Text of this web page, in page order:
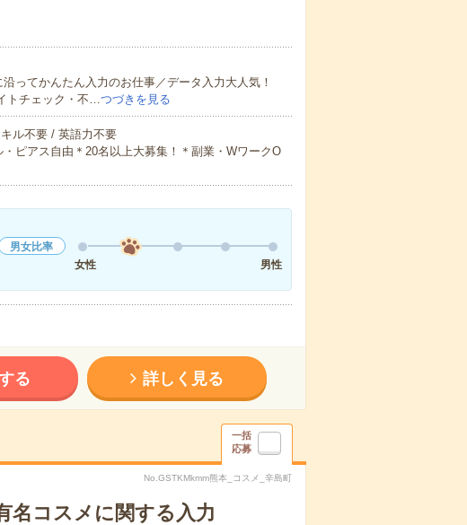
ってかんたん入力のお仕事／データ入力大人気！
トチェック・不…つづきを見る
ル不要 / 英語力不要
ピアス自由＊20名以上大募集！＊副業・WワークO
男女比率
女性
男性
る 詳しく見る
一括
応募
No.GSTKMkmm熊本_コスメ_辛島町
名コスメに関する入力